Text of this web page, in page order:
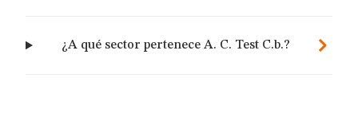
¿A qué sector pertenece A. C. Test C.b.?